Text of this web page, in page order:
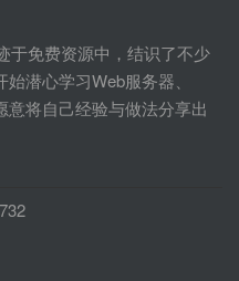
于免费资源中，结识了不少
潜心学习Web服务器、
将自己经验与做法分享出